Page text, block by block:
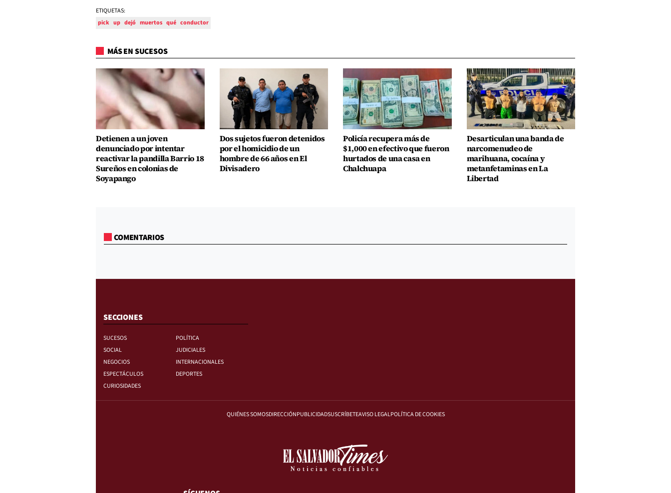
ETIQUETAS:
pick up dejó muertos qué conductor
MÁS EN SUCESOS
Detienen a un joven
denunciado por intentar
reactivar la pandilla Barrio 18
Sureños en colonias de
Soyapango
Dos sujetos fueron detenidos
por el homicidio de un
hombre de 66 años en El
Divisadero
Policía recupera más de
$1,000 en efectivo que fueron
hurtados de una casa en
Chalchuapa
Desarticulan una banda de
narcomenudeo de
marihuana, cocaína y
metanfetaminas en La
Libertad
COMENTARIOS
SECCIONES
SUCESOS
POLÍTICA
SOCIAL
JUDICIALES
NEGOCIOS
INTERNACIONALES
ESPECTÁCULOS
DEPORTES
CURIOSIDADES
QUIÉNES SOMOSDIRECCIÓNPUBLICIDADSUSCRÍBETEAVISO LEGALPOLÍTICA DE COOKIES